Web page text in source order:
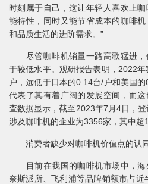
时刻属于自己，这让年轻人喜欢上
能特性，同时又能节省成本的咖啡
和品质生活的进阶需求。”
尽管咖啡机销量一路高歌猛进，
于较低水平。观研报告表明，2022
户，远低于日本的0.14台/户和美国
代表了其有着广阔的发展空间，而
查数据显示，截至2023年7月4日，
涉及咖啡机的企业为3356家，其中超
消费者缺少对咖啡机价值点的认
目前在我国的咖啡机市场中，海
奈斯派所、飞利浦等品牌销额市占近